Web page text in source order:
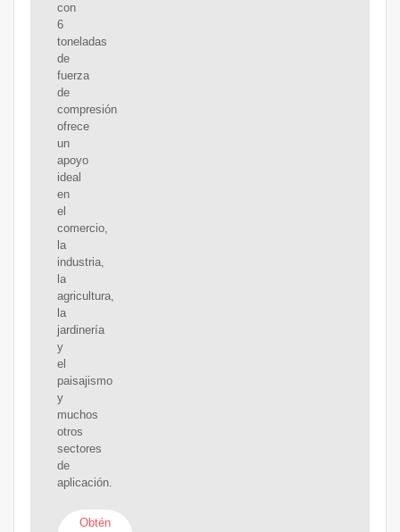
con
6
toneladas
de
fuerza
de
compresión
ofrece
un
apoyo
ideal
en
el
comercio,
la
industria,
la
agricultura,
la
jardinería
y
el
paisajismo
y
muchos
otros
sectores
de
aplicación.
Obtén